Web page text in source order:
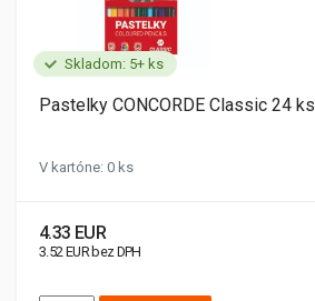
Skladom: 5+ ks
Pastelky CONCORDE Classic 24 ks
V kartóne: 0 ks
4.33 EUR
3.52 EUR bez DPH